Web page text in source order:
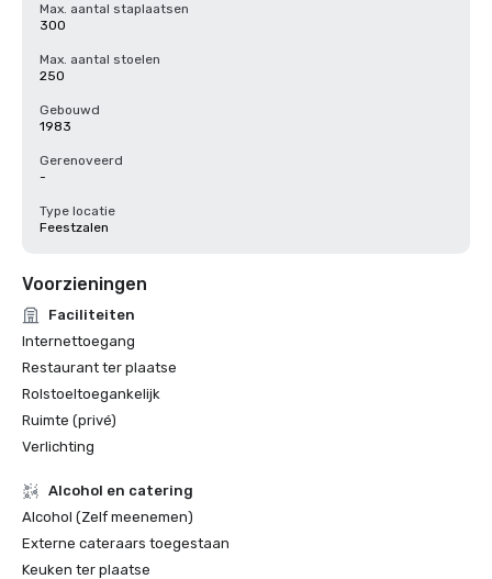
Max. aantal staplaatsen
300
Max. aantal stoelen
250
Gebouwd
1983
Gerenoveerd
-
Type locatie
Feestzalen
Voorzieningen
Faciliteiten
Internettoegang
Restaurant ter plaatse
Rolstoeltoegankelijk
Ruimte (privé)
Verlichting
Alcohol en catering
Alcohol (Zelf meenemen)
Externe cateraars toegestaan
Keuken ter plaatse